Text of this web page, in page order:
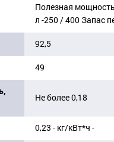
Полезная
л -250 / 400 Запас
92,5
49
Не более 0,18
0,23 - кг/кВт*ч -